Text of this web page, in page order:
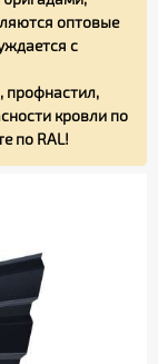
оптовые
с
профнастил,
кровли по
по RAL!